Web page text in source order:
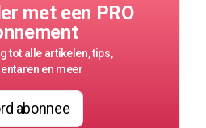
met een PRO
tot alle artikelen, tips,
en meer
abonnee